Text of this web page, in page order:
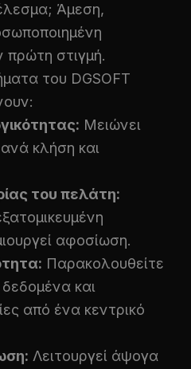
Άμεση,
πρώτη στιγμή.
του DGSOFT
Μειώνει
κλήση και
του πελάτη:
αφοσίωση.
Παρακολουθείτε
και
από ένα κεντρικό
Λειτουργεί άψογα